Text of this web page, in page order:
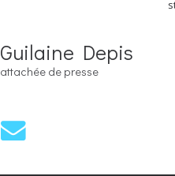
Guilaine Depis
attachée de presse